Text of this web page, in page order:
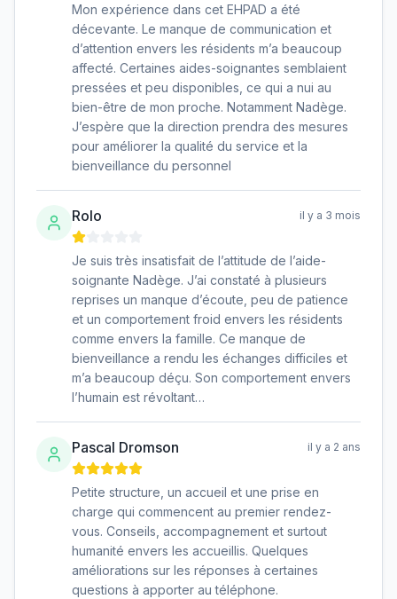
Mon expérience dans cet EHPAD a été
décevante. Le manque de communication et
d’attention envers les résidents m’a beaucoup
affecté. Certaines aides-soignantes semblaient
pressées et peu disponibles, ce qui a nui au
bien-être de mon proche. Notamment Nadège.
J’espère que la direction prendra des mesures
pour améliorer la qualité du service et la
bienveillance du personnel
Rolo il y a 3 mois
Je suis très insatisfait de l’attitude de l’aide-
soignante Nadège. J’ai constaté à plusieurs
reprises un manque d’écoute, peu de patience
et un comportement froid envers les résidents
comme envers la famille. Ce manque de
bienveillance a rendu les échanges difficiles et
m’a beaucoup déçu. Son comportement envers
l’humain est révoltant…
Pascal Dromson il y a 2 ans
Petite structure, un accueil et une prise en
charge qui commencent au premier rendez-
vous. Conseils, accompagnement et surtout
humanité envers les accueillis. Quelques
améliorations sur les réponses à certaines
questions à apporter au téléphone.